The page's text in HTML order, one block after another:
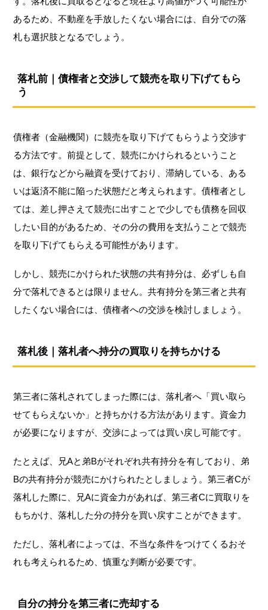
あるため、不動産を手放したくない場合には、自分での落
札も選択肢となるでしょう。
落札前｜債権者と交渉して競売を取り下げてもら
う
債権者（金融機関）に競売を取り下げてもらうよう交渉す
る方法です。前提として、競売にかけられるということ
は、銀行などから融資を受けており、滞納している、ある
いは返済不能に陥った状態だと考えられます。債権者とし
ては、差し押さえて競売に出すことで少しでも債務を回収
したい目的があるため、その分の費用を支払うことで競売
を取り下げてもらえる可能性があります。
しかし、競売にかけられた状態の共有持分は、必ずしも自
分で落札できるとは限りません。共有持分を第三者と共有
したくない場合には、債権者への交渉を検討しましょう。
落札後｜落札者へ持分の買取りを持ちかける
第三者に落札されてしまった際には、落札者へ「買い取ら
せてもらえないか」と持ちかける方法があります。資金力
が必要になりますが、交渉によっては買い戻し可能です。
たとえば、兄Aと弟Bがそれぞれ共有持分を有しており、弟
Bの共有持分が競売にかけられたとしましょう。第三者Cが
落札した際に、兄Aに資金力があれば、第三者Cに買取りを
もちかけ、落札した分の持分を買い戻すことができます。
ただし、落札者によっては、不当な条件をつけてくるおそ
れも考えられるため、慎重な判断が必要です。
自分の持分を第三者に売却する